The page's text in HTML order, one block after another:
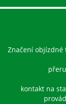
Značení objízdné
kontakt na